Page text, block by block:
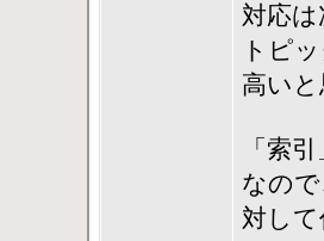
対応
トピ
高い
「索
なの
対し